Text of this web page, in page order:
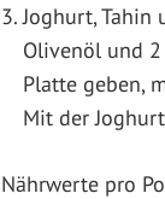
Joghurt, Tahin
Olivenöl und
Platte geben,
Mit der
Nährwerte pro